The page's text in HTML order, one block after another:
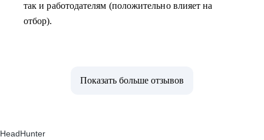
так и работодателям (положительно влияет на
отбор).
Показать больше отзывов
HeadHunter